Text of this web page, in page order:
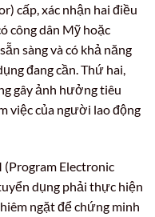
cấp, xác nhận hai điều
công dân Mỹ hoặc
sàng và có khả năng
đang cần. Thứ hai,
gây ảnh hưởng tiêu
việc của người lao động
(Program Electronic
dụng phải thực hiện
ngặt để chứng minh